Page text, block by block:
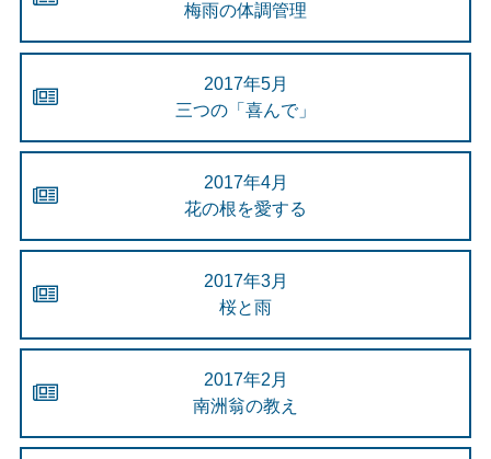
梅雨の体調管理
2017年5月
三つの「喜んで」
2017年4月
花の根を愛する
2017年3月
桜と雨
2017年2月
南洲翁の教え